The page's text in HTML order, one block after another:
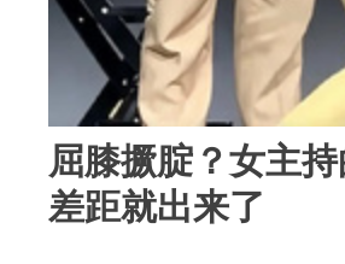
屈膝撅腚？女主
差距就出来了